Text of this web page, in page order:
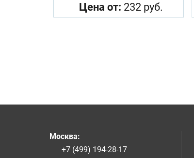
Цена от: 232 руб.
Москва:
+7 (499) 194-28-17